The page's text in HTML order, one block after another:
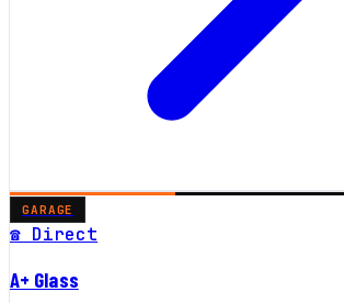
GARAGE
☎ Direct
A+ Glass